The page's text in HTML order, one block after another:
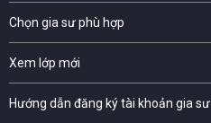
Chọn gia sư phù hợp
Xem lớp mới
Hướng dẫn đăng ký tài khoản gia sư